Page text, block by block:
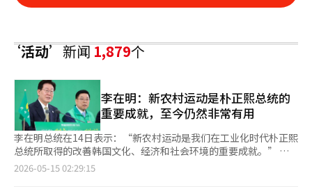
‘活动’新闻1,879个
李在明：新农村运动是朴正熙总统的
重要成就，至今仍然非常有用
李在明总统在14日表示：“新农村运动是我们在工业化时代朴正熙
总统所取得的改善韩国文化、经济和社会环境的重要成就。” 李
总统在当天下午于京畿道城南市新农村运动中央会举行的现场座谈
2026-05-15 02:29:15